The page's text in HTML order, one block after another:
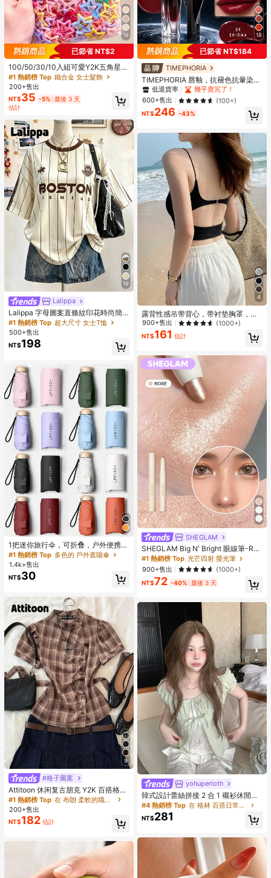
16
已節省 NT$2
100/50/30/10入組可愛Y2K五角星B
B髮夾，彩色髮夾，基礎髮飾，適合
女孩，日常上學、派對、運動、美學
風格
#1 熱銷榜 Top 鐵合金 女士髮飾
200+售出
NT$35 -5% 最後 3 天
估計
19
Lalippa
Lalippa 字母圖案直條紋印花時尚簡
約大版中長版圓領落肩女款T恤 朋友
禮物
#1 熱銷榜 Top 超大尺寸 女士T恤
500+售出
NT$198
1把迷你旅行伞，可折叠，户外便携遮
阳伞，防紫外线遮阳伞，带收纳袋，
防晒，6根伞骨+加厚黑色防水涂层，
旅行必备，适合户外、旅行、夏季防
晒，防风防水
#1 熱銷榜 Top 多色的 戶外遮陽傘
1.4k+售出
NT$30
9
#格子圖案
Attitoon 休闲复古朋克 Y2K 百搭格子
纽扣衬衫，适合音乐节、哥特风格、
夏季外出，女士短袖系带衬衫
#1 熱銷榜 Top
在 布朗 柔軟的職業襯衫
200+售出
NT$182 估計
18
已節省 NT$184
TIMEPHORIA
TIMEPHORIA 唇釉，抗褪色抗暈染，
粉珊瑚亮澤妝效，高顯色鮮豔色彩，
滋潤輕盈持久唇妝
低退貨率
幾乎賣完了！
600+售出
(100+)
NT$246 -43%
4
露背性感吊带背心，带衬垫胸罩，无
袖设计，夏季休闲黑色款
900+售出 (1000+)
NT$161 估計
SHEGLAM
SHEGLAM Big N' Bright 眼線筆-Ros
é 品牌美妝化妝品 適合女士與女孩
#1 熱銷榜 Top 光芒四射 螢光筆
900+售出
(1000+)
NT$72 -40% 最後 3 天
yohuperloth
韓式設計蕾絲拼接 2 合 1 襯衫休閒夏
季款
#4 熱銷榜 Top 在 格林 百搭日常上衣
NT$281